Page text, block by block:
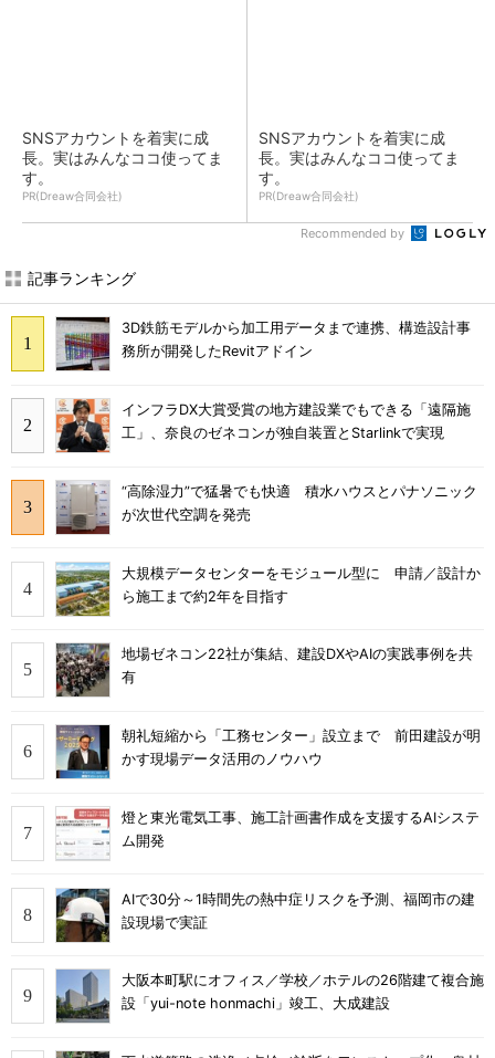
SNSアカウントを着実に成
長。実はみんなココ使ってま
す。
PR(Dreaw合同会社)
SNSアカウントを着実に成
長。実はみんなココ使ってま
す。
PR(Dreaw合同会社)
Recommended by
記事ランキング
3D鉄筋モデルから加工用データまで連携、構造設計事
務所が開発したRevitアドイン
インフラDX大賞受賞の地方建設業でもできる「遠隔施
工」、奈良のゼネコンが独自装置とStarlinkで実現
“高除湿力”で猛暑でも快適 積水ハウスとパナソニック
が次世代空調を発売
大規模データセンターをモジュール型に 申請／設計か
ら施工まで約2年を目指す
地場ゼネコン22社が集結、建設DXやAIの実践事例を共
有
朝礼短縮から「工務センター」設立まで 前田建設が明
かす現場データ活用のノウハウ
燈と東光電気工事、施工計画書作成を支援するAIシステ
ム開発
AIで30分～1時間先の熱中症リスクを予測、福岡市の建
設現場で実証
大阪本町駅にオフィス／学校／ホテルの26階建て複合施
設「yui-note honmachi」竣工、大成建設